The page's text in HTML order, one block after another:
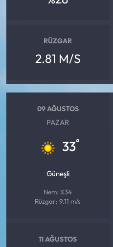
RÜZGAR
2.81 M/S
09 AĞUSTOS
PAZAR
33°
Güneşli
Nem: %34
Rüzgar: 9.11 m/s
11 AĞUSTOS
Resmi Reklam
Sağlık
Siyaset
Yaşam